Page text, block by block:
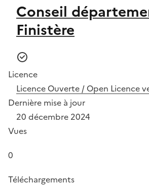
Conseil
Finistère
Licence
Licence Ouverte / Open Licence
Dernière mise à jour
20 décembre 2024
Vues
0
Téléchargements